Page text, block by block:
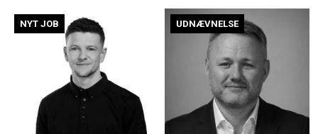
NYT JOB UDNÆVNELSE